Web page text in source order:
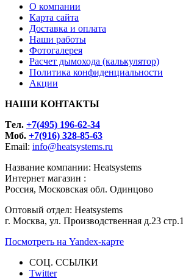
О компании
Карта сайта
Доставка и оплата
Наши работы
Фотогалерея
Расчет дымохода (калькулятор)
Политика конфиденциальности
Акции
НАШИ КОНТАКТЫ
Tел. +7(495) 196-62-34
Моб. +7(916) 328-85-63
Email: info@heatsystems.ru
Название компании: Heatsystems
Интернет магазин :
Россия, Московская обл. Одинцово
Оптовый отдел: Heatsystems
г. Москва, ул. Производственная д.23 стр.1
Посмотреть на Yandex-карте
СОЦ. ССЫЛКИ
Twitter